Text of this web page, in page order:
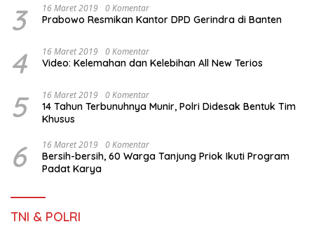
3 16 Maret 2019 0 Komentar
Prabowo Resmikan Kantor DPD Gerindra di Banten
4 16 Maret 2019 0 Komentar
Video: Kelemahan dan Kelebihan All New Terios
5 16 Maret 2019 0 Komentar
14 Tahun Terbunuhnya Munir, Polri Didesak Bentuk Tim
Khusus
6 16 Maret 2019 0 Komentar
Bersih-bersih, 60 Warga Tanjung Priok Ikuti Program
Padat Karya
TNI & POLRI